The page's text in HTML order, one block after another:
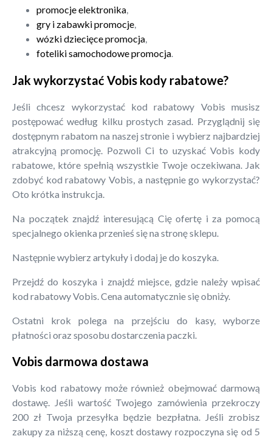
promocje elektronika,
gry i zabawki promocje,
wózki dziecięce promocja,
foteliki samochodowe promocja.
Jak wykorzystać Vobis kody rabatowe?
Jeśli chcesz wykorzystać kod rabatowy Vobis musisz
postępować według kilku prostych zasad. Przyglądnij się
dostępnym rabatom na naszej stronie i wybierz najbardziej
atrakcyjną promocję. Pozwoli Ci to uzyskać Vobis kody
rabatowe, które spełnią wszystkie Twoje oczekiwana. Jak
zdobyć kod rabatowy Vobis, a następnie go wykorzystać?
Oto krótka instrukcja.
Na początek znajdź interesującą Cię ofertę i za pomocą
specjalnego okienka przenieś się na stronę sklepu.
Następnie wybierz artykuły i dodaj je do koszyka.
Przejdź do koszyka i znajdź miejsce, gdzie należy wpisać
kod rabatowy Vobis. Cena automatycznie się obniży.
Ostatni krok polega na przejściu do kasy, wyborze
płatności oraz sposobu dostarczenia paczki.
Vobis darmowa dostawa
Vobis kod rabatowy może również obejmować darmową
dostawę. Jeśli wartość Twojego zamówienia przekroczy
200 zł Twoja przesyłka będzie bezpłatna. Jeśli zrobisz
zakupy za niższą cenę, koszt dostawy rozpoczyna się od 5